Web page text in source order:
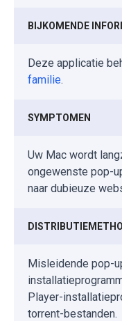
BIJKOMENDE
Deze applicatie
familie.
SYMPTOMEN
Uw Mac wordt
ongewenste pop-
naar dubieuze
Misleidende pop-
Player-
torrent-bestanden.